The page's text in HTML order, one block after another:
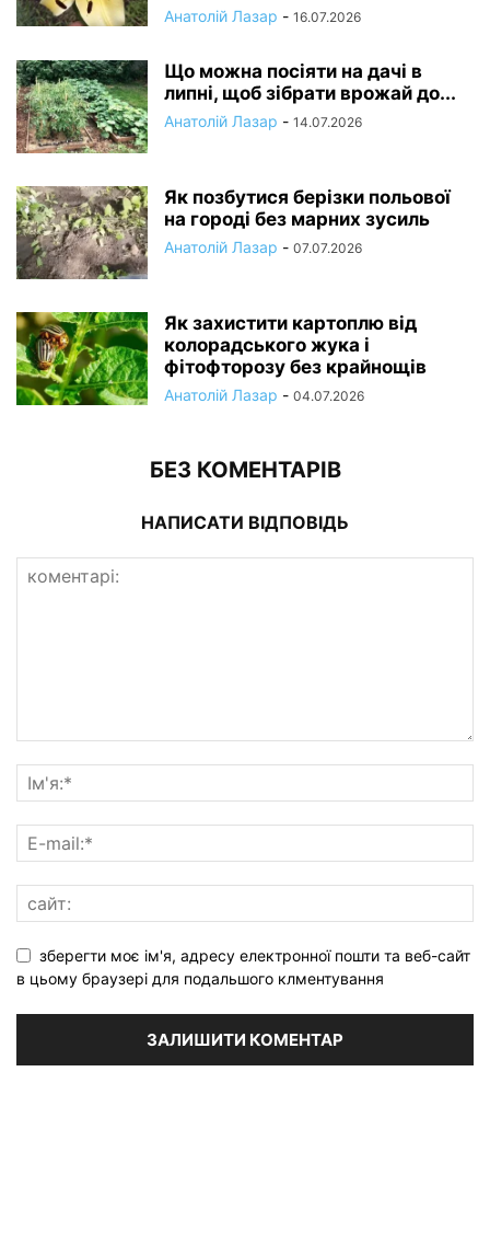
Анатолій Лазар - 16.07.2026
Що можна посіяти на дачі в
липні, щоб зібрати врожай до...
Анатолій Лазар - 14.07.2026
Як позбутися берізки польової
на городі без марних зусиль
Анатолій Лазар - 07.07.2026
Як захистити картоплю від
колорадського жука і
фітофторозу без крайнощів
Анатолій Лазар - 04.07.2026
БЕЗ КОМЕНТАРІВ
НАПИСАТИ ВІДПОВІДЬ
зберегти моє ім'я, адресу електронної пошти та веб-сайт
в цьому браузері для подальшого клментування